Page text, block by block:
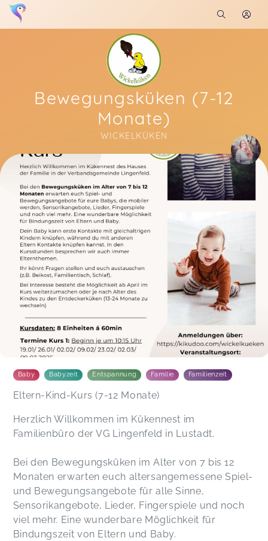
Bewegungsküken (7-12
Monate)
WICKELKÜKEN
Soon you will learn more about me here...
Baby Babyzeit Entspannung Familie Familienzeit
Eltern-Kind-Kurs (7-12 Monate)
Herzlich Willkommen im Kükennest im
Familienbüro der VG Lingenfeld in Lustadt.
Bei den Bewegungsküken im Alter von 7 bis 12
Monaten erwarten euch altersangemessene Spiel-
und Bewegungsangebote für alle Sinne,
Sensorikangebote, Lieder, Fingerspiele und noch
viel mehr. Eine wunderbare Möglichkeit für
Bindungszeit von Eltern und Baby.